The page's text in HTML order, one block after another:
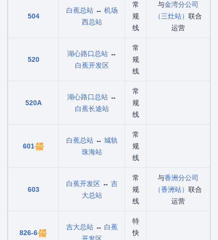
504
白蕉总站↔ 机场
西总站
常
规
线
与金湾分公司
（三灶站） 联合
运营
520
湖心路口总站↔
白蕉开发区
常
规
线
520A
湖心路口总站↔
白蕉长途站
常
规
线
601
白蕉总站↔ 城轨
珠海站
常
规
线
603
白蕉开发区↔ 吉
大总站
常
规
线
与香洲分公司
（香洲站） 联合
运营
826-6
吉大总站↔ 白蕉
特
快